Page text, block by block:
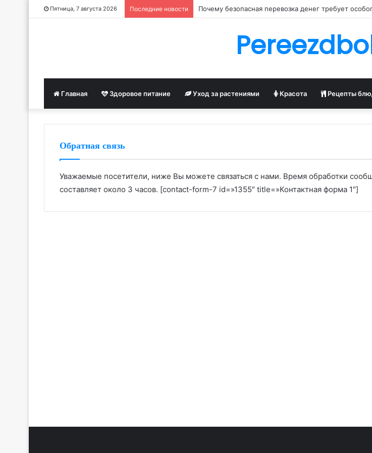
Пятница, 7 августа 2026 Последние новости Почему безопасная перевозка денег требует
Главная Здоровое питание Уход за растениями Красота Рецепты
Обратная связь
Уважаемые посетители, ниже Вы можете связаться с нами. Время обработки
составляет около 3 часов. [contact-form-7 id=»1355″ title=»Контактная форма 1″]